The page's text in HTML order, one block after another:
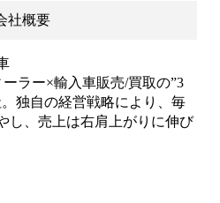
社概要
ラー×輸入車販売/買取の”3
独自の経営戦略により、毎
し、売上は右肩上がりに伸び